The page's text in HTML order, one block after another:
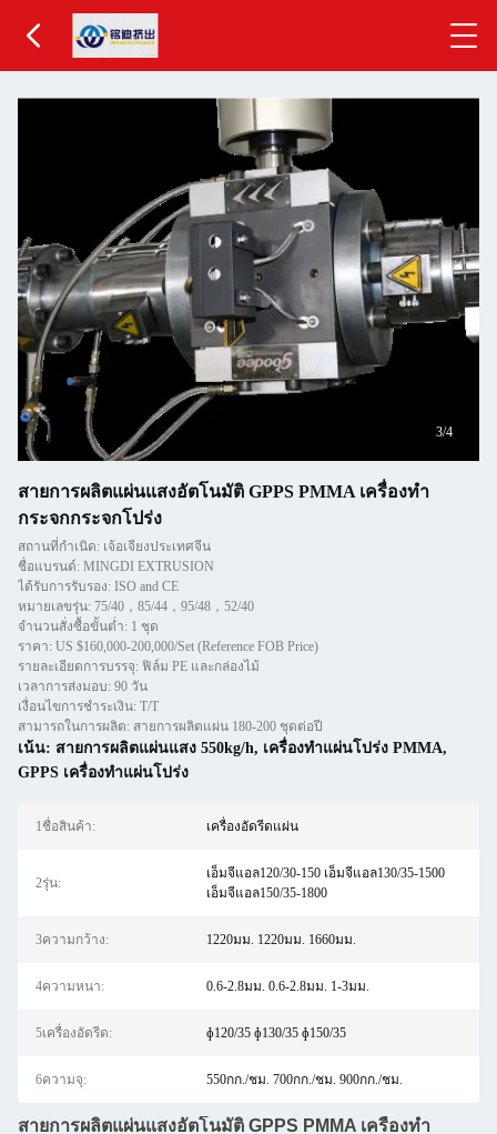
4/4
สายการผลิตแผ่นแสงอัตโนมัติ GPPS PMMA เครื่องทํา
กระจกกระจกโปร่ง
สถานที่กำเนิด: เจ้อเจียงประเทศจีน
ชื่อแบรนด์: MINGDI EXTRUSION
ได้รับการรับรอง: ISO and CE
หมายเลขรุ่น: 75/40，85/44，95/48，52/40
จำนวนสั่งซื้อขั้นต่ำ: 1 ชุด
ราคา: US $160,000-200,000/Set (Reference FOB Price)
รายละเอียดการบรรจุ: ฟิล์ม PE และกล่องไม้
เวลาการส่งมอบ: 90 วัน
เงื่อนไขการชำระเงิน: T/T
สามารถในการผลิต: สายการผลิตแผ่น 180-200 ชุดต่อปี
เน้น: สายการผลิตแผ่นแสง 550kg/h, เครื่องทําแผ่นโปร่ง PMMA,
GPPS เครื่องทําแผ่นโปร่ง
1ชื่อสินค้า: เครื่องอัดรีดแผ่น
2รุ่น:
เอ็มจีแอล120/30-150 เอ็มจีแอล130/35-1500
เอ็มจีแอล150/35-1800
3ความกว้าง: 1220มม. 1220มม. 1660มม.
4ความหนา: 0.6-2.8มม. 0.6-2.8มม. 1-3มม.
5เครื่องอัดรีด: ɸ120/35 ɸ130/35 ɸ150/35
6ความจุ: 550กก./ชม. 700กก./ชม. 900กก./ชม.
สายการผลิตแผ่นแสงอัตโนมัติ GPPS PMMA เครื่องทํา